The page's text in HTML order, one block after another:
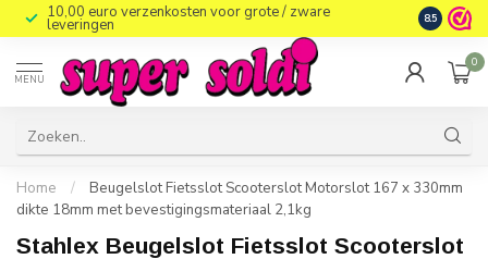
10,00 euro verzenkosten voor grote / zware
leveringen 8.5
MENU
0
Home /
Beugelslot Fietsslot Scooterslot Motorslot 167 x 330mm
dikte 18mm met bevestigingsmateriaal 2,1kg
Stahlex Beugelslot Fietsslot Scooterslot